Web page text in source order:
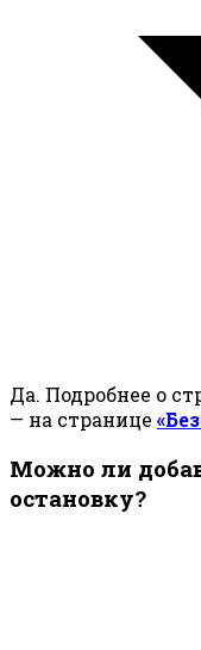
Да. Подробнее о
— на странице
Можно ли
остановку?